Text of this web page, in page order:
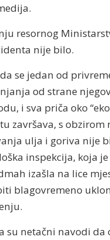
resornog
nije bilo.
se jedan od
od strane
i sva priča oko
završava, s obzirom
ulja i goriva nije
inspekcija, koja
izašla na lice
blagovremeno
su netačni navodi